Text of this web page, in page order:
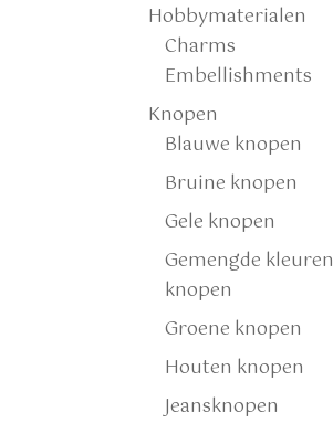
Hobbymaterialen
Charms
Embellishments
Knopen
Blauwe knopen
Bruine knopen
Gele knopen
Gemengde kleuren
knopen
Groene knopen
Houten knopen
Jeansknopen